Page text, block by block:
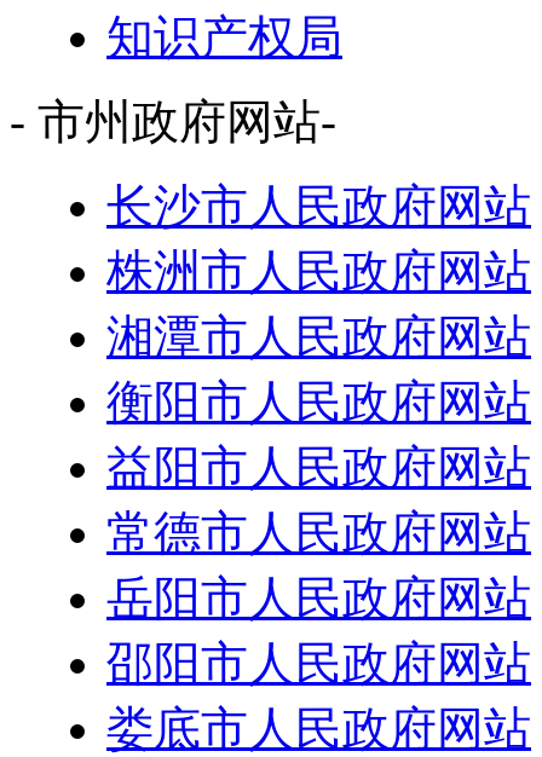
知识产权局
- 市州政府网站-
长沙市人民政府网站
株洲市人民政府网站
湘潭市人民政府网站
衡阳市人民政府网站
益阳市人民政府网站
常德市人民政府网站
岳阳市人民政府网站
邵阳市人民政府网站
娄底市人民政府网站